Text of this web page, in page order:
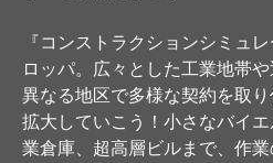
『コンストラクションシミュ
ロッパ。広々とした工業地帯
異なる地区で多様な契約を取
拡大していこう！小さなバイ
業倉庫、超高層ビルまで、作